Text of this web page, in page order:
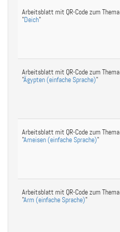
Arbeitsblatt mit QR-Code zum Thema
"Deich"
Arbeitsblatt mit QR-Code zum Thema
"Ägypten (einfache Sprache)"
Arbeitsblatt mit QR-Code zum Thema
"Ameisen (einfache Sprache)"
Arbeitsblatt mit QR-Code zum Thema
"Arm (einfache Sprache)"